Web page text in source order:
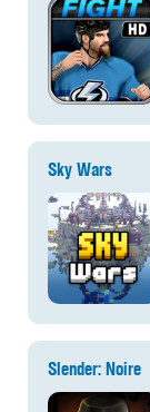
Sky Wars
Slender: Noire